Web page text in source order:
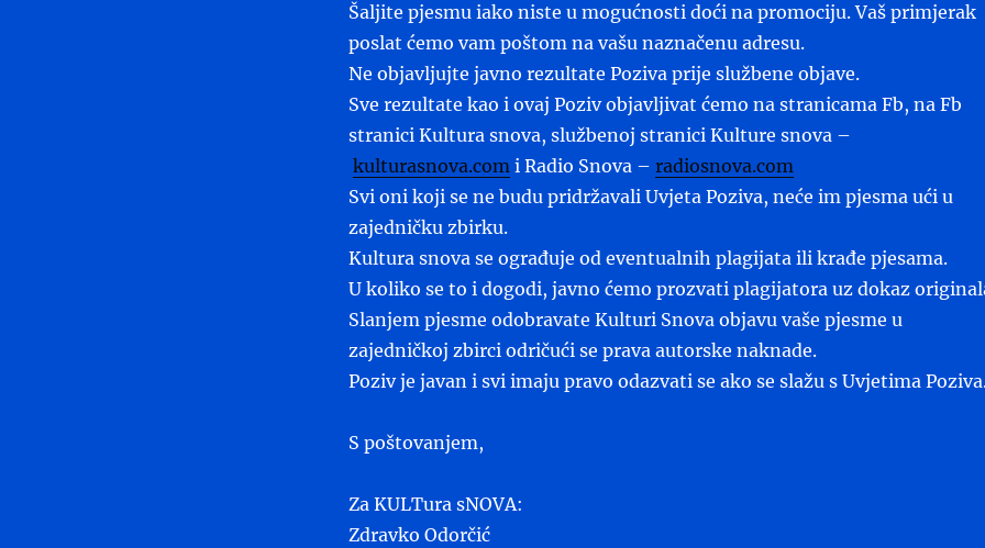
Šaljite pjesmu iako niste u mogućnosti doći na promociju. Vaš primjerak
poslat ćemo vam poštom na vašu naznačenu adresu.
Ne objavljujte javno rezultate Poziva prije službene objave.
Sve rezultate kao i ovaj Poziv objavljivat ćemo na stranicama Fb, na Fb
stranici Kultura snova, službenoj stranici Kulture snova –
kulturasnova.comi Radio Snova – radiosnova.com
Svi oni koji se ne budu pridržavali Uvjeta Poziva, neće im pjesma ući u
zajedničku zbirku.
Kultura snova se ograđuje od eventualnih plagijata ili krađe pjesama.
U koliko se to i dogodi, javno ćemo prozvati plagijatora uz dokaz
Slanjem pjesme odobravate Kulturi Snova objavu vaše pjesme u
zajedničkoj zbirci odričući se prava autorske naknade.
Poziv je javan i svi imaju pravo odazvati se ako se slažu s Uvjetima
S poštovanjem,
Za KULTura sNOVA:
Zdravko Odorčić